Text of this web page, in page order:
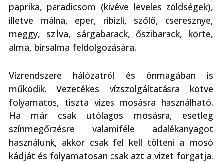
paprika, paradicsom (kivéve leveles zöldségek),
illetve málna, eper, ribizli, szőlő, cseresznye,
meggy, szilva, sárgabarack, őszibarack, körte,
alma, birsalma feldolgozására.
Vízrendszere hálózatról és önmagában is
működik. Vezetékes vízszolgáltatásra kötve
folyamatos, tiszta vizes mosásra használható.
Ha már csak utólagos mosásra, esetleg
színmegőrzésre valamiféle adalékanyagot
használunk, akkor csak fel kell tölteni a mosó
kádját és folyamatosan csak azt a vizet forgatja.